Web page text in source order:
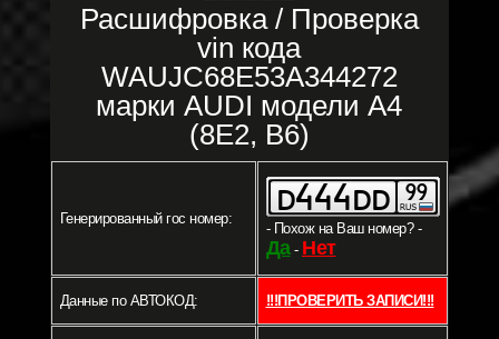
Расшифровка / Проверка
vin кода
WAUJC68E53A344272
марки AUDI модели A4
(8E2, B6)
Генерированный гос номер:
- Похож на Ваш номер? -
Да- Нет
Данные по АВТОКОД: !!!ПРОВЕРИТЬ ЗАПИСИ!!!